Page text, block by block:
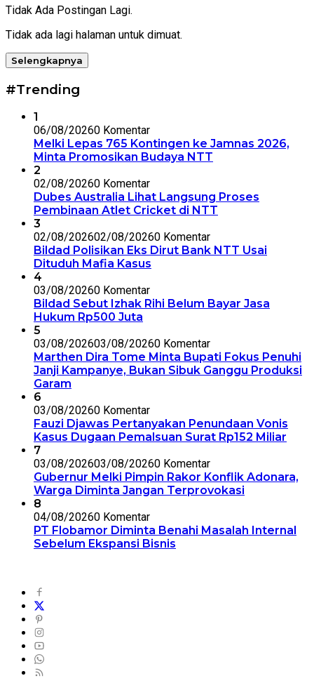
Tidak Ada Postingan Lagi.
Tidak ada lagi halaman untuk dimuat.
Selengkapnya
#Trending
1
06/08/20260 Komentar
Melki Lepas 765 Kontingen ke Jamnas 2026,
Minta Promosikan Budaya NTT
2
02/08/20260 Komentar
Dubes Australia Lihat Langsung Proses
Pembinaan Atlet Cricket di NTT
3
02/08/202602/08/20260 Komentar
Bildad Polisikan Eks Dirut Bank NTT Usai
Dituduh Mafia Kasus
4
03/08/20260 Komentar
Bildad Sebut Izhak Rihi Belum Bayar Jasa
Hukum Rp500 Juta
5
03/08/202603/08/20260 Komentar
Marthen Dira Tome Minta Bupati Fokus Penuhi
Janji Kampanye, Bukan Sibuk Ganggu Produksi
Garam
6
03/08/20260 Komentar
Fauzi Djawas Pertanyakan Penundaan Vonis
Kasus Dugaan Pemalsuan Surat Rp152 Miliar
7
03/08/202603/08/20260 Komentar
Gubernur Melki Pimpin Rakor Konflik Adonara,
Warga Diminta Jangan Terprovokasi
8
04/08/20260 Komentar
PT Flobamor Diminta Benahi Masalah Internal
Sebelum Ekspansi Bisnis